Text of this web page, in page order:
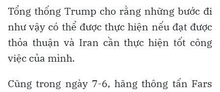
Tổng thống Trump cho rằng những bước đi
như vậy có thể được thực hiện nếu đạt được
thỏa thuận và Iran cần thực hiện tốt công
việc của mình.
Cũng trong ngày 7-6, hãng thông tấn Fars